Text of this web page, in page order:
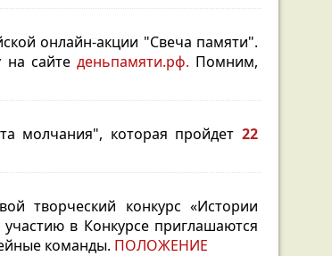
онлайн-акции "Свеча памяти".
сайте деньпамяти.рф. Помним,
молчания", которая пройдет 22
творческий конкурс «Истории
участию в Конкурсе приглашаются
команды. ПОЛОЖЕНИЕ